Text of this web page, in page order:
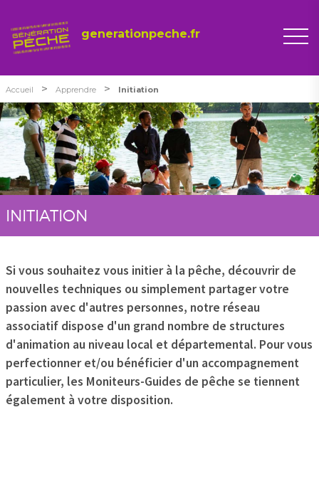
generationpeche.fr
Accueil > Apprendre > Initiation
INITIATION
Si vous souhaitez vous initier à la pêche, découvrir de
nouvelles techniques ou simplement partager votre
passion avec d'autres personnes, notre réseau
associatif dispose d'un grand nombre de structures
d'animation au niveau local et départemental. Pour vous
perfectionner et/ou bénéficier d'un accompagnement
particulier, les Moniteurs-Guides de pêche se tiennent
également à votre disposition.